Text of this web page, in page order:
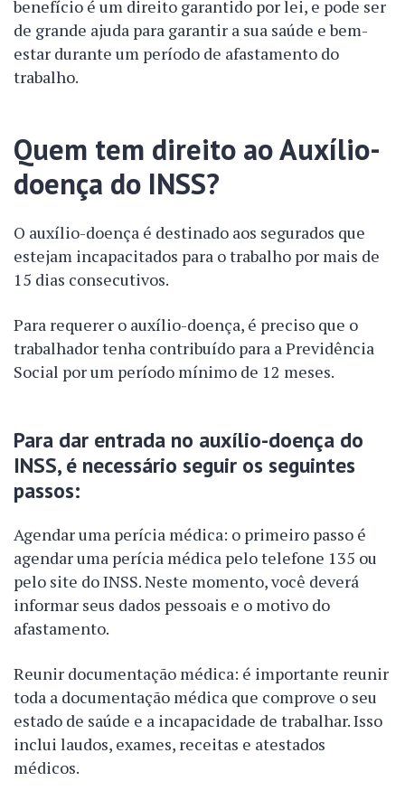
benefício é um direito garantido por lei, e pode ser
de grande ajuda para garantir a sua saúde e bem-
estar durante um período de afastamento do
trabalho.
Quem tem direito ao Auxílio-
doença do INSS?
O auxílio-doença é destinado aos segurados que
estejam incapacitados para o trabalho por mais de
15 dias consecutivos.
Para requerer o auxílio-doença, é preciso que o
trabalhador tenha contribuído para a Previdência
Social por um período mínimo de 12 meses.
Para dar entrada no auxílio-doença do
INSS, é necessário seguir os seguintes
passos:
Agendar uma perícia médica: o primeiro passo é
agendar uma perícia médica pelo telefone 135 ou
pelo site do INSS. Neste momento, você deverá
informar seus dados pessoais e o motivo do
afastamento.
Reunir documentação médica: é importante reunir
toda a documentação médica que comprove o seu
estado de saúde e a incapacidade de trabalhar. Isso
inclui laudos, exames, receitas e atestados
médicos.